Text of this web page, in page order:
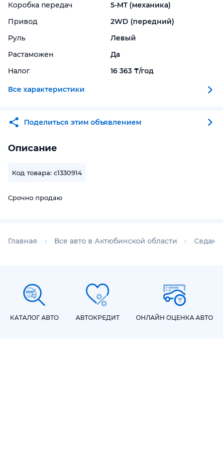
Коробка передач
5-MT (механика)
Привод
2WD (передний)
Руль
Левый
Растаможен
Да
Налог
16 363 ₸/год
Все характеристики
Поделиться этим объявлением
Описание
Код товара: c1330914
Срочно продаю
Главная Все авто в Актюбинской области
КАТАЛОГ АВТО АВТОКРЕДИТ ОНЛАЙН ОЦЕНКА АВТО